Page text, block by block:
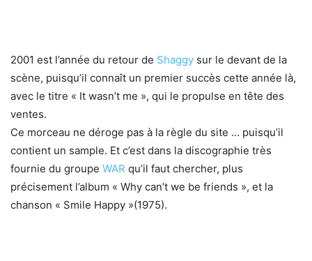
2001 est l’année du retour de Shaggy sur le devant de la
scène, puisqu’il connaît un premier succès cette année là,
avec le titre « It wasn’t me », qui le propulse en tête des
ventes.
Ce morceau ne déroge pas à la règle du site … puisqu’il
contient un sample. Et c’est dans la discographie très
fournie du groupe WAR qu’il faut chercher, plus
précisement l’album « Why can’t we be friends », et la
chanson « Smile Happy »(1975).